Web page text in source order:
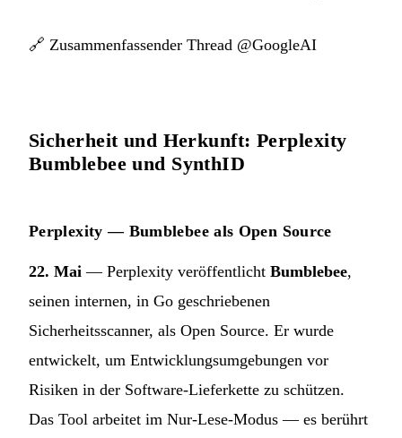
🔗 Zusammenfassender Thread @GoogleAI
Sicherheit und Herkunft: Perplexity
Bumblebee und SynthID
Perplexity — Bumblebee als Open Source
22. Mai — Perplexity veröffentlicht Bumblebee,
seinen internen, in Go geschriebenen
Sicherheitsscanner, als Open Source. Er wurde
entwickelt, um Entwicklungsumgebungen vor
Risiken in der Software-Lieferkette zu schützen.
Das Tool arbeitet im Nur-Lese-Modus — es berührt